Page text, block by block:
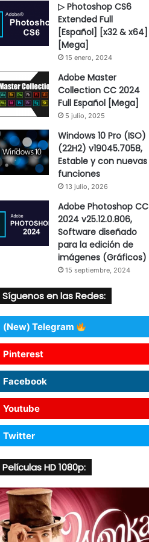
▷ Photoshop CS6
Extended Full
[Español] [x32 & x64]
[Mega]
15 enero, 2024
Adobe Master
Collection CC 2024
Full Español [Mega]
5 julio, 2025
Windows 10 Pro (ISO)
(22H2) v19045.7058,
Estable y con nuevas
funciones
13 julio, 2026
Adobe Photoshop CC
2024 v25.12.0.806,
Software diseñado
para la edición de
imágenes (Gráficos)
15 septiembre, 2024
Síguenos en las Redes:
(New) Telegram
Pinterest
Facebook
Youtube
Twitter
Películas HD 1080p: